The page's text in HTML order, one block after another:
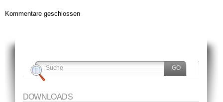
Kommentare geschlossen
DOWNLOADS